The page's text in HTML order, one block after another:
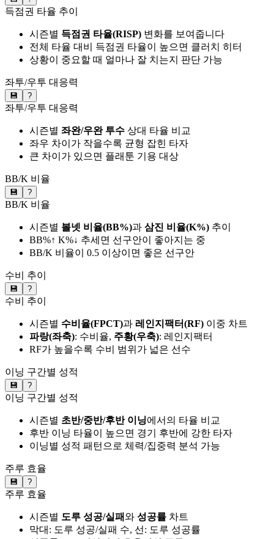
득점권 타율 추이
시즌별 득점권 타율(RISP) 변화를 보여줍니다
전체 타율 대비 득점권 타율이 높으면 클러치 히터
상황이 중요할 때 얼마나 잘 치는지 판단 가능
좌투/우투 대응력
💾 ?
좌투/우투 대응력
시즌별 좌완/우완 투수 상대 타율 비교
좌우 차이가 작을수록 균형 잡힌 타자
큰 차이가 있으면 플래툰 기용 대상
BB/K 비율
💾 ?
BB/K 비율
시즌별 볼넷 비율(BB%)과 삼진 비율(K%) 추이
BB%↑ K%↓ 추세면 선구안이 좋아지는 중
BB/K 비율이 0.5 이상이면 좋은 선구안
수비 추이
💾 ?
수비 추이
시즌별 수비율(FPCT)과 레인지팩터(RF) 이중 차트
파랑(좌축): 수비율, 주황(우축): 레인지팩터
RF가 높을수록 수비 범위가 넓은 선수
이닝 구간별 성적
💾 ?
이닝 구간별 성적
시즌별 초반/중반/후반 이닝에서의 타율 비교
후반 이닝 타율이 높으면 경기 후반에 강한 타자
이닝별 성적 패턴으로 체력/집중력 분석 가능
주루 효율
💾 ?
주루 효율
시즌별 도루 성공/실패와 성공률 차트
막대: 도루 성공/실패 수, 선: 도루 성공률